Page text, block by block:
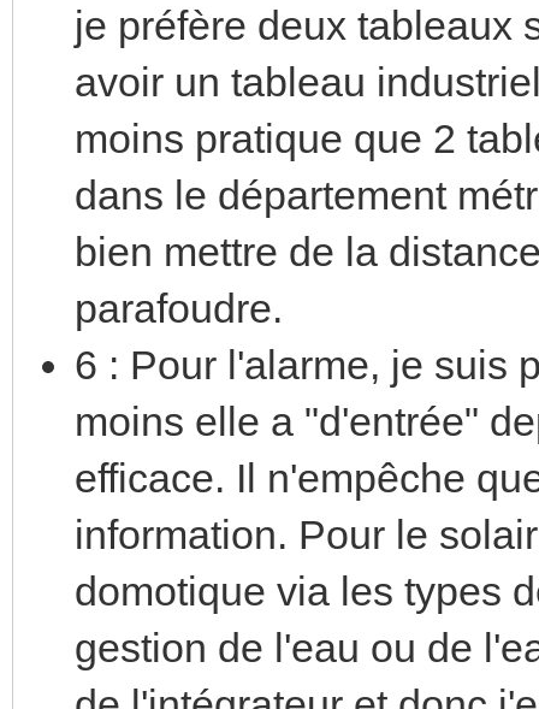
je préfère deux tableaux
avoir un tableau
moins pratique que 2
dans le département
bien mettre de la
parafoudre.
6 : Pour l'alarme, je suis
moins elle a "d'entrée"
efficace. Il n'empêche
information. Pour le
domotique via les types
gestion de l'eau ou de